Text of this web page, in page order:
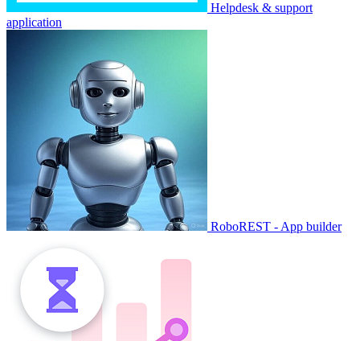
Helpdesk & support
application
RoboREST - App builder